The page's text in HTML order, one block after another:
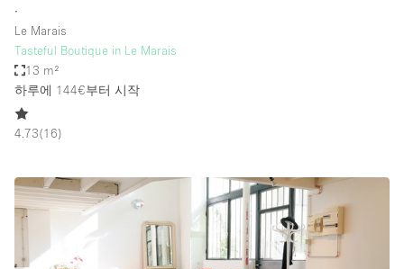
∙
Le Marais
Tasteful Boutique in Le Marais
13 m²
하루에 144€부터 시작
4.73(16)